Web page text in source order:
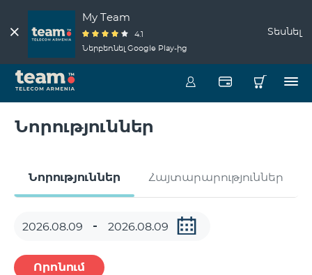
My Team
4.1
Ներբեռնել Google Play-ից
Տեսնել
Նորություններ
Նորություններ Հայտարարություններ
Որոնում